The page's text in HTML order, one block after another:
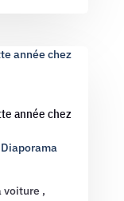
année chez
Diaporama
voiture ,